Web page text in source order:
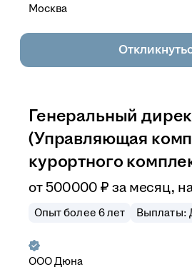
Москва
Генеральный
(Управляющая
курортного
от500 000 ₽ за месяц,
Опыт более 6 лет Выплаты:
ОООДюна